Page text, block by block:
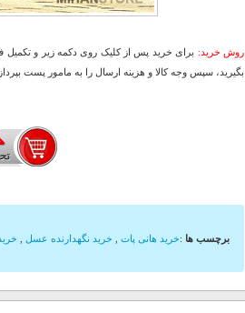
روش خرید: برای خرید پس از کلیک روی دکمه زیر و
بگیرید، سپس وجه کالا و هزینه ارسال را به مامور پست
برچسب ها :خرید هانی پات خرید نگهدارنده عسل